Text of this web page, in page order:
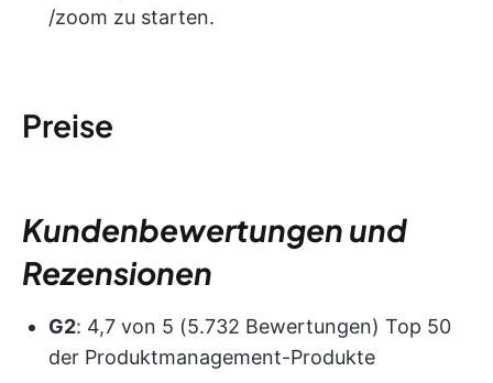
/zoom zu starten.
Preise
Kundenbewertungen und
Rezensionen
G2: 4,7 von 5 (5.732 Bewertungen) Top 50
der Produktmanagement-Produkte